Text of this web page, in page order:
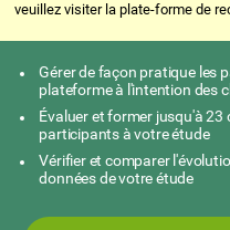
veuillez visiter la plate-forme de
Gérer de façon pratique les
plateforme à l'intention des
Évaluer et former jusqu'à
participants à votre étude
Vérifier et comparer
données de votre étude